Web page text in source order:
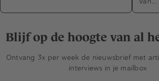
Blijf op de hoogte van al
Ontvang 3x per week de nieuwsbrief met
interviews in je mailbox